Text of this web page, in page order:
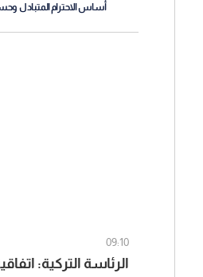
أساس الاحترام المتبادل
09:10
الرئاسة التركية: